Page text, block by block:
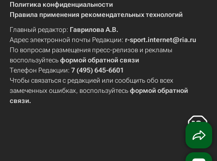
Политика конфиденциальности
Правила применения рекомендательных технологий
Главный редактор: Гаврилова А.В.
Адрес электронной почты Редакции: r-sport.internet@ria.ru
По вопросам размещения пресс-релизов и рекламы
воспользуйтесьформой обратной связи
Телефон Редакции: 7 (495) 645-6601
Чтобы связаться с редакцией или сообщить обо всех
замеченных ошибках, воспользуйтесьформой обратной
связи.